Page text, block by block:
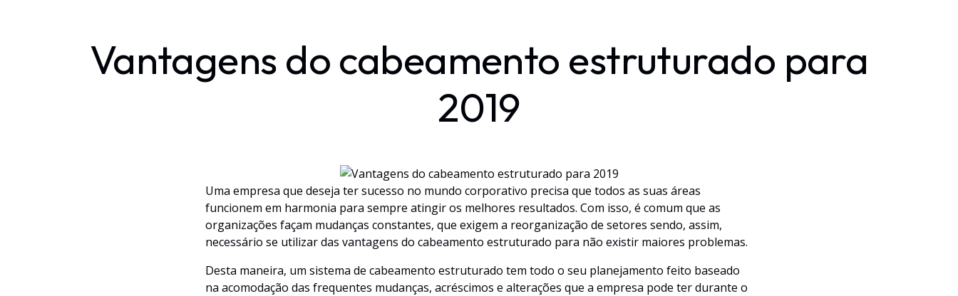
Vantagens do cabeamento estruturado para
2019
Uma empresa que deseja ter sucesso no mundo corporativo precisa que todos as suas áreas
funcionem em harmonia para sempre atingir os melhores resultados. Com isso, é comum que as
organizações façam mudanças constantes, que exigem a reorganização de setores sendo, assim,
necessário se utilizar das vantagens do cabeamento estruturado para não existir maiores problemas.
Desta maneira, um sistema de cabeamento estruturado tem todo o seu planejamento feito baseado
na acomodação das frequentes mudanças, acréscimos e alterações que a empresa pode ter durante o